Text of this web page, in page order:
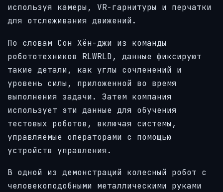
используя камеры, VR-гарнитуры и перчатки
для отслеживания движений.
По словам Сон Хён-джи из команды
робототехников RLWRLD, данные фиксируют
такие детали, как углы сочленений и
уровень силы, приложенной во время
выполнения задачи. Затем компания
использует эти данные для обучения
тестовых роботов, включая системы,
управляемые операторами с помощью
устройств управления.
В одной из демонстраций колесный робот с
человекоподобными металлическими руками